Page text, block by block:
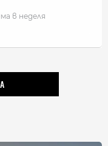
в неделя